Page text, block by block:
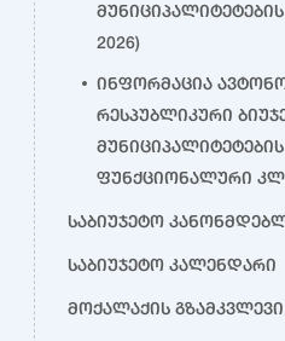
მუნიციპალიტეტების
2026)
ინფორმაცია
რესპუბლიკური
მუნიციპალიტეტების
ფუნქციონალური
საბიუჯეტო
საბიუჯეტო კალენდარი
მოქალაქის გზამკვლევი